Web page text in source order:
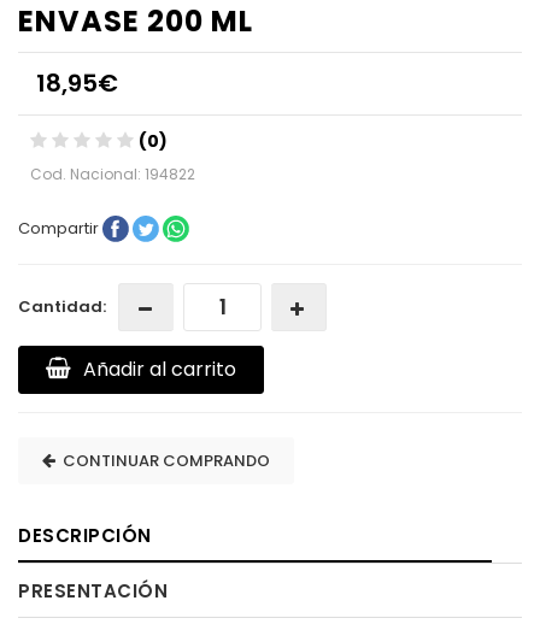
ENVASE 200 ML
18,95€
(0)
Cod. Nacional: 194822
Compartir
Cantidad:
Añadir al carrito
CONTINUAR COMPRANDO
DESCRIPCIÓN
PRESENTACIÓN